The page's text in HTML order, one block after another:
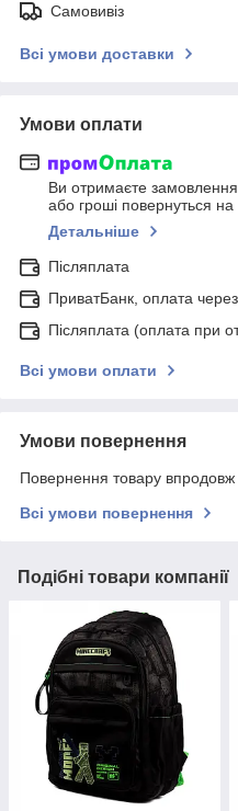
Самовивіз
Всі умови доставки
Умови оплати
Ви отримаєте замовлення
або гроші повернуться на
Детальніше
Післяплата
ПриватБанк, оплата
Післяплата (оплата при
Всі умови оплати
Умови повернення
Повернення товару впродовж
Всі умови повернення
Подібні товари компанії